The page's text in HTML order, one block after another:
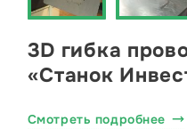
3D гибка
«Станок
Смотреть подробнее